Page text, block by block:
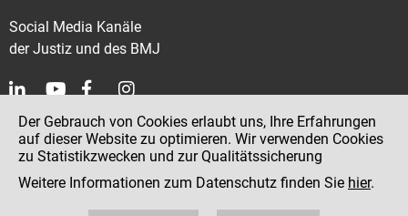
Social Media Kanäle
der Justiz und des BMJ
Kontakt
Impressum
Datenschutz
Der Gebrauch von Cookies erlaubt uns, Ihre Erfahrungen
auf dieser Website zu optimieren. Wir verwenden Cookies
zu Statistikzwecken und zur Qualitätssicherung
Weitere Informationen zum Datenschutz finden Sie hier.